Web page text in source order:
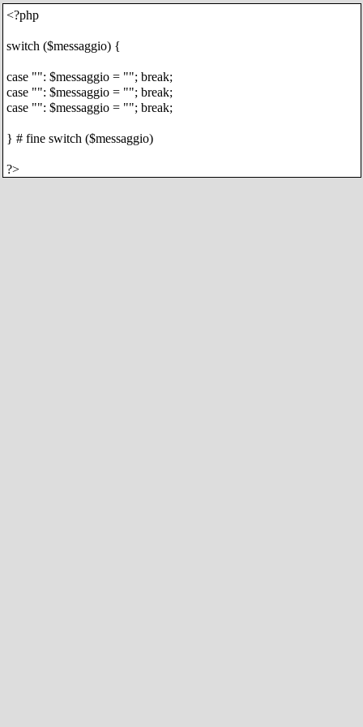
<?php
switch ($messaggio) {
case "": $messaggio = ""; break;
case "": $messaggio = ""; break;
case "": $messaggio = ""; break;
} # fine switch ($messaggio)
?>